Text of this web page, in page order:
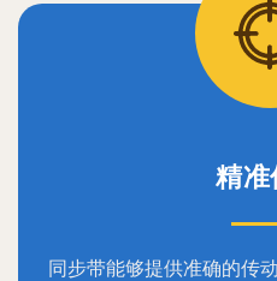
精准
同步带能够提供准确的传